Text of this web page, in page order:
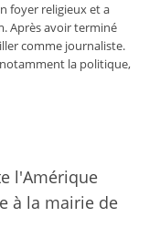
foyer religieux et a
Après avoir terminé
comme journaliste.
la politique,
l'Amérique
à la mairie de